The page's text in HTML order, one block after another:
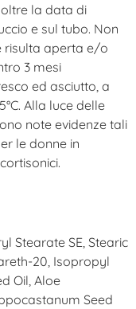
la data di
e sul tubo. Non
risulta aperta e/o
3 mesi
ed asciutto, a
Alla luce delle
note evidenze tali
le donne in
Stearate SE, Stearic
20, Isopropyl
Oil, Aloe
Seed